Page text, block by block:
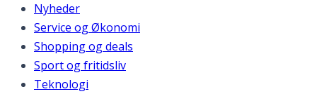
Nyheder
Service og Økonomi
Shopping og deals
Sport og fritidsliv
Teknologi